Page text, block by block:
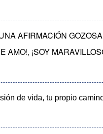
AFIRMACIÓN
AMO!, ¡SOY
de vida, tu propio